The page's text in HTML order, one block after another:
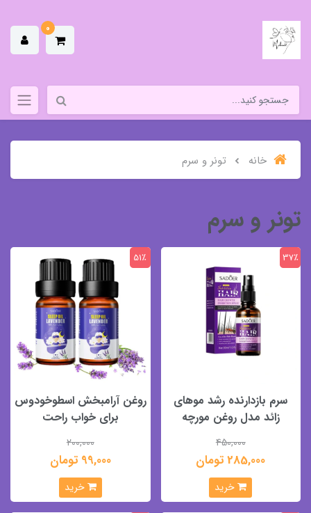
0
خانه تونر و سرم
تونر و سرم
سرم بازدارنده رشد موهای
زائد مدل روغن مورچه
450,000
285,000 تومان
37٪
خرید
روغن آرامبخش اسطوخودوس
برای خواب راحت
200,000
99,000 تومان
51٪
خرید